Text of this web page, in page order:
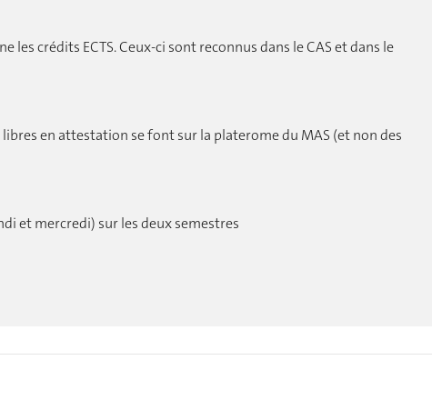
crédits ECTS. Ceux-ci sont reconnus dans le CAS et dans le
en attestation se font sur la platerome du MAS (et non des
et mercredi) sur les deux semestres